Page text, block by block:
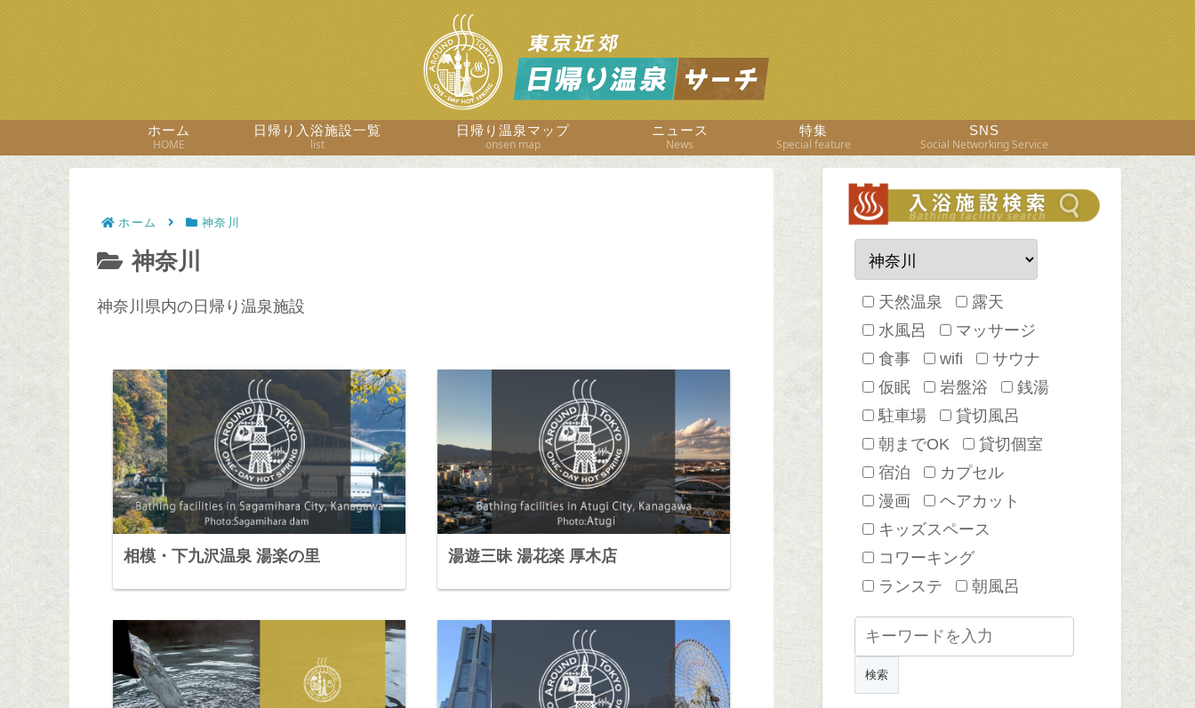
ホーム
HOME
日帰り入浴施設一覧
list
日帰り温泉マップ
onsen map
ニュース
News
特集
Special feature
SNS
Social Networking Service
ホーム 神奈川
神奈川
神奈川県内の日帰り温泉施設
相模・下九沢温泉 湯楽の里 湯遊三昧 湯花楽 厚木店
天然温泉
露天
水風呂
マッサージ
食事
wifi
サウナ
仮眠
岩盤浴
銭湯
駐車場
貸切風呂
朝までOK
貸切個室
宿泊
カプセル
漫画
ヘアカット
キッズスペース
コワーキング
ランステ
朝風呂